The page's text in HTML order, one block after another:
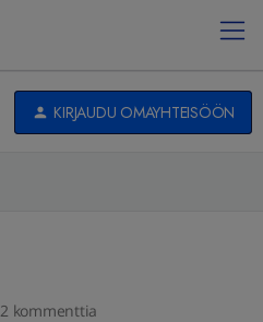
KIRJAUDU OMAYHTEISÖÖN
2 kommenttia